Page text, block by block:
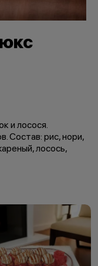
и лосося.
Состав: рис, нори,
лосось,